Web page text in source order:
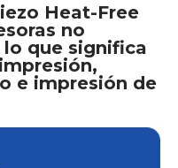
Heat-Free
no
que significa
e impresión de